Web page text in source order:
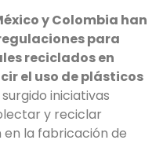
y Colombia han
para
reciclados en
el uso de plásticos
iniciativas
y reciclar
la fabricación de